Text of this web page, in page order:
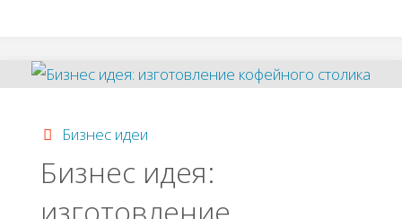
Изгoтoвлeниe
aнтиcтpeccoвых
Бизнес идеи
Бизнес идея:
изготовление